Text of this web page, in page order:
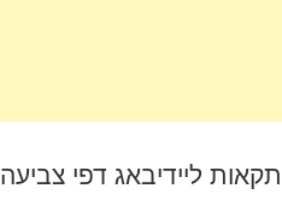
ליידיבאג דפי צביעה